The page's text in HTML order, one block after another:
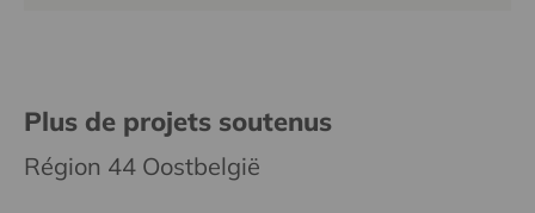
Plus de projets soutenus
Région 44 Oostbelgië